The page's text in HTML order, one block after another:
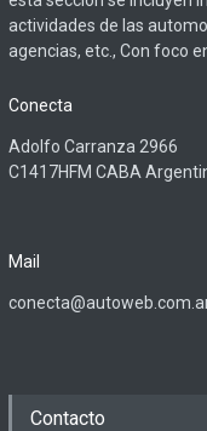
actividades de las
agencias, etc., Con foco
Conecta
Adolfo Carranza 2966
C1417HFM CABA
Mail
Contacto